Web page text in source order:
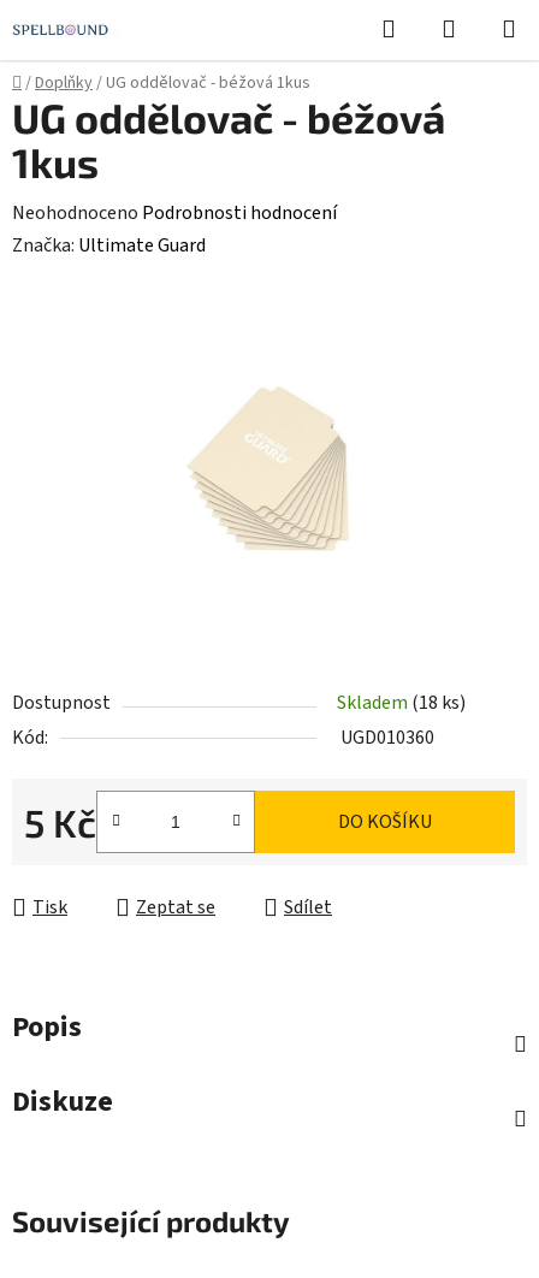
na
obsah
Hledat
KOŠÍK
Domů
/Doplňky/UG oddělovač - béžová 1kus
Dostupnost Skladem (18 ks)
Kód:
UGD010360
5 Kč
Měrná cena:
DO KOŠÍKU
Tisk Zeptat se Sdílet
UG oddělovač - béžová
1kus
Průměrné
hodnocení
Neohodnoceno Podrobnosti hodnocení
Značka: Ultimate Guard
Popis
Diskuze
Související produkty